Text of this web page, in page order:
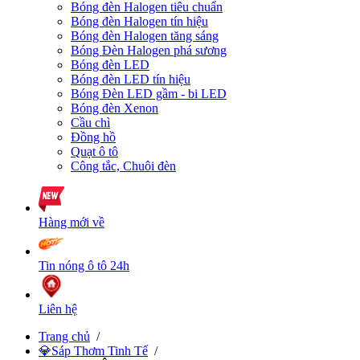
Bóng đèn Halogen tiêu chuẩn
Bóng đèn Halogen tín hiệu
Bóng đèn Halogen tăng sáng
Bóng Đèn Halogen phá sương
Bóng đèn LED
Bóng đèn LED tín hiệu
Bóng Đèn LED gầm - bi LED
Bóng đèn Xenon
Cầu chì
Đồng hồ
Quạt ô tô
Công tắc, Chuôi đèn
Hàng mới về
Tin nóng ô tô 24h
Liên hệ
Trang chủ /
💎Sáp Thơm Tinh Tế /